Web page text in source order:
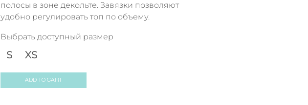
полосы в зоне декольте. Завязки позволяют
удобно регулировать топ по объему.
Выбрать доступный размер
XS
S
ADD TO CART